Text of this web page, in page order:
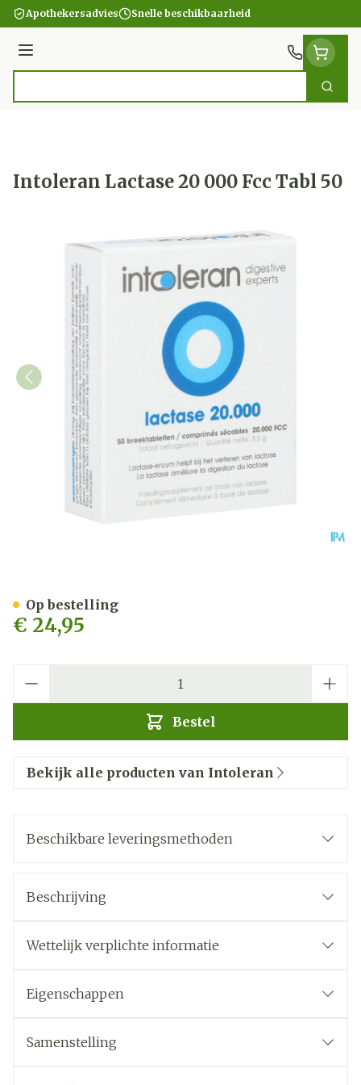
Ga naar de inhoud
Apothekersadvies Snelle beschikbaarheid
Menu
Zoek
Intoleran Lactase 20 000 Fcc Tabl 50
€ 24,95
Bestel
Op bestelling
Bekijk alle producten van Intoleran
Beschikbare leveringsmethoden
Beschrijving
Wettelijk verplichte informatie
Eigenschappen
Samenstelling